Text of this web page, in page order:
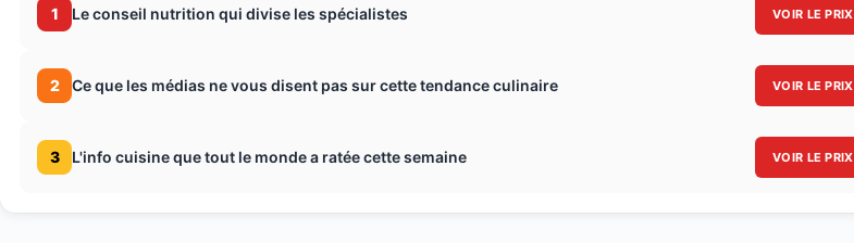
1 Le conseil nutrition qui divise les spécialistes VOIR LE PRIX
2 Ce que les médias ne vous disent pas sur cette tendance culinaire VOIR LE PRIX
3 L'info cuisine que tout le monde a ratée cette semaine VOIR LE PRIX